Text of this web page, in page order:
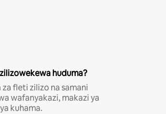
huduma?
fleti zilizo na samani
wafanyakazi, makazi ya
kuhama.